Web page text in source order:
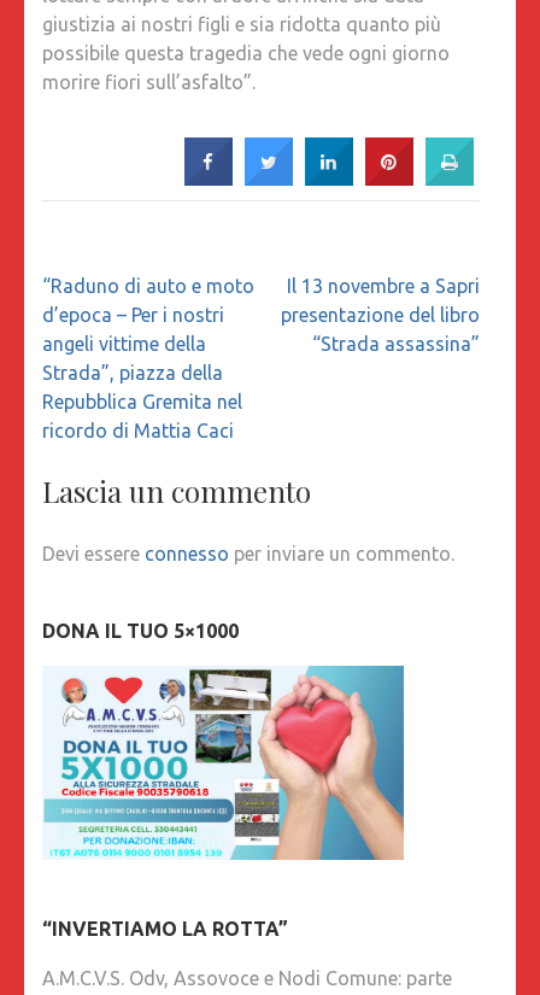
giustizia ai nostri figli e sia ridotta quanto più
possibile questa tragedia che vede ogni giorno
morire fiori sull’asfalto”.
Navigazione
articoli
“Raduno di auto e moto
d’epoca – Per i nostri
angeli vittime della
Strada”, piazza della
Repubblica Gremita nel
ricordo di Mattia Caci
Il 13 novembre a Sapri
presentazione del libro
“Strada assassina”
Lascia un commento
Devi essere connesso per inviare un commento.
DONA IL TUO 5×1000
“INVERTIAMO LA ROTTA”
A.M.C.V.S. Odv, Assovoce e Nodi Comune: parte